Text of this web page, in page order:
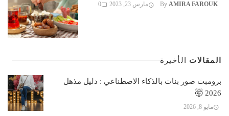
By AMIRA FAROUK مارس 23, 2023 0
المقالات الأخيرة
برومبت صور بنات بالذكاء الاصطناعي : دليل مذهل
2026 🤯
مايو 8, 2026